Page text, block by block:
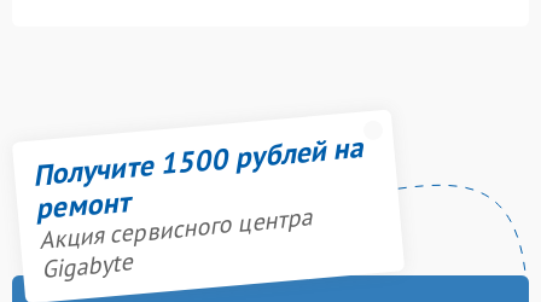
Получите 1500 рублей на
ремонт
Акция сервисного центра
Gigabyte